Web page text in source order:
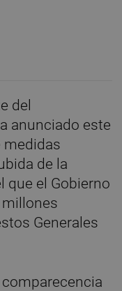
del
anunciado este
medidas
de la
que el Gobierno
Generales